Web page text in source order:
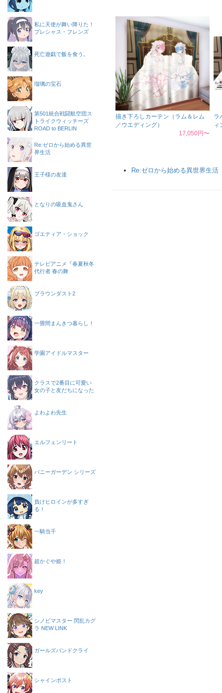
描き下ろしカーテン（ラム＆レム
／ウエディング）
17,050円〜
ラ
ィ
Re:ゼロから始める異世界生活
私に天使が舞い降りた！
プレシャス・フレンズ
死亡遊戯で飯を食う。
瑠璃の宝石
第501統合戦闘航空団ス
トライクウィッチーズ
ROAD to BERLIN
Re:ゼロから始める異世
界生活
王子様の友達
となりの吸血鬼さん
ゴエティア・ショック
テレビアニメ『春夏秋冬
代行者 春の舞
ブラウンダスト2
一畳間まんきつ暮らし！
学園アイドルマスター
クラスで2番目に可愛い
女の子と友だちになった
よわよわ先生
エルフェンリート
バニーガーデン シリーズ
負けヒロインが多すぎ
る！
一騎当千
超かぐや姫！
key
シノビマスター 閃乱カグ
ラ NEW LINK
ガールズバンドクライ
シャインポスト